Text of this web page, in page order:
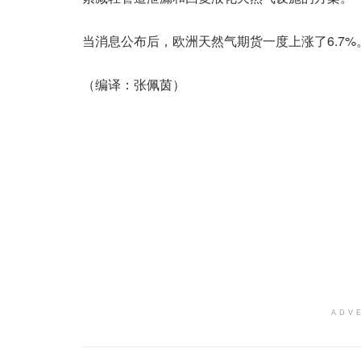
当消息公布后，欧洲天然气期货一度上涨了6.7%。
（编译：张佩茵）